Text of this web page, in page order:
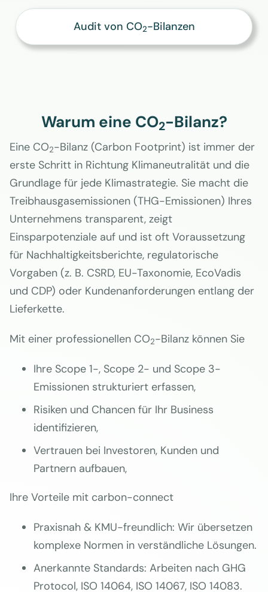
Audit von CO2-Bilanzen
Warum eine CO2-Bilanz?
Eine CO2-Bilanz (Carbon Footprint) ist immer der
erste Schritt in Richtung Klimaneutralität und die
Grundlage für jede Klimastrategie. Sie macht die
Treibhausgasemissionen (THG-Emissionen) Ihres
Unternehmens transparent, zeigt
Einsparpotenziale auf und ist oft Voraussetzung
für Nachhaltigkeitsberichte, regulatorische
Vorgaben (z. B. CSRD, EU-Taxonomie, EcoVadis
und CDP) oder Kundenanforderungen entlang der
Lieferkette.
Mit einer professionellen CO2-Bilanz können Sie
Ihre Scope 1-, Scope 2- und Scope 3-
Emissionen strukturiert erfassen,
Risiken und Chancen für Ihr Business
identifizieren,
Vertrauen bei Investoren, Kunden und
Partnern aufbauen,
Ihre Vorteile mit carbon-connect
Praxisnah & KMU-freundlich: Wir übersetzen
komplexe Normen in verständliche Lösungen.
Anerkannte Standards: Arbeiten nach GHG
Protocol, ISO 14064, ISO 14067, ISO 14083.